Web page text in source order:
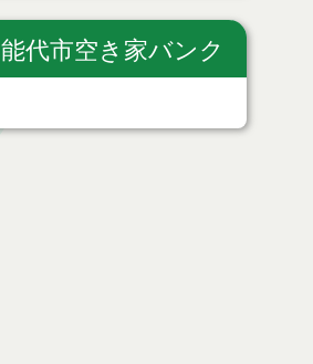
能代市空き家バンク